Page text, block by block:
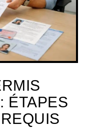
ÉTAPES